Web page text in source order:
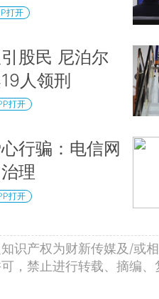
打开
股民 尼泊尔
人领刑
打开
行骗：电信网
理
打开
识产权为财新传媒及/或
，禁止进行转载、摘编